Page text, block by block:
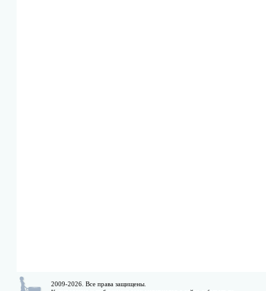
2009-2026. Все права защищены.